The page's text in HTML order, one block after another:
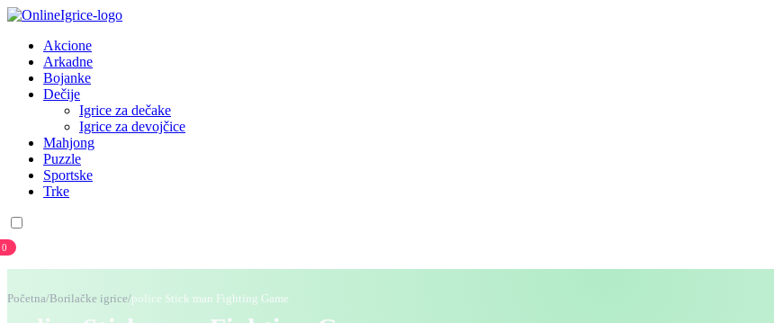
Akcione
Arkadne
Bojanke
Dečije
Igrice za dečake
Igrice za devojčice
Mahjong
Puzzle
Sportske
Trke
0
Početna/ Borilačke igrice/police Stick man Fighting Game